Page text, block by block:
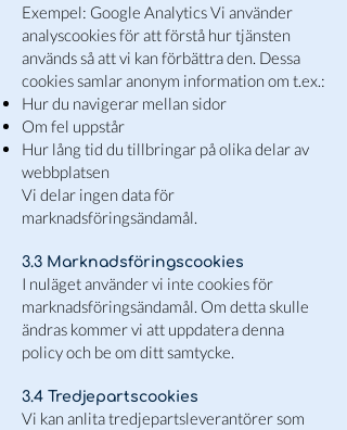
Exempel: Google Analytics Vi använder
analyscookies för att förstå hur tjänsten
används så att vi kan förbättra den. Dessa
cookies samlar anonym information om t.ex.:
Hur du navigerar mellan sidor
Om fel uppstår
Hur lång tid du tillbringar på olika delar av
webbplatsen
Vi delar ingen data för
marknadsföringsändamål.
3.3 Marknadsföringscookies
I nuläget använder vi inte cookies för
marknadsföringsändamål. Om detta skulle
ändras kommer vi att uppdatera denna
policy och be om ditt samtycke.
3.4 Tredjepartscookies
Vi kan anlita tredjepartsleverantörer som